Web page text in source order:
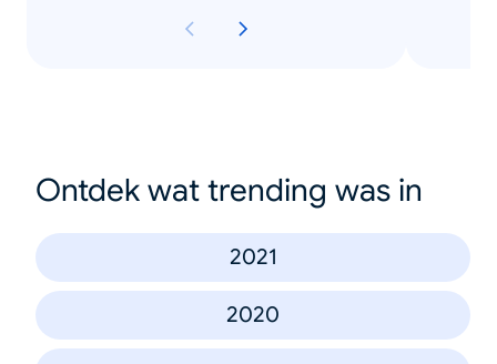
Ontdek wat trending was in
2021
2020